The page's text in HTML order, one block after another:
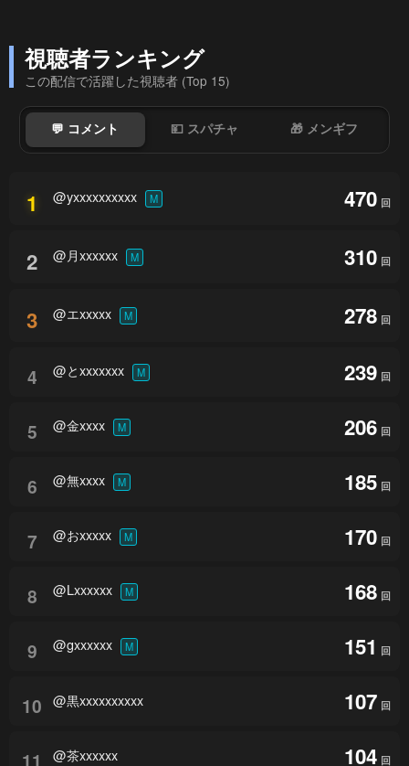
視聴者ランキング
この配信で活躍した視聴者 (Top 15)
💬 コメント 💴 スパチャ 🎁 メンギフ
1 @yxxxxxxxxxx M 470 回
2 @月xxxxxx M 310 回
3 @エxxxxx M 278 回
4 @とxxxxxxx M 239 回
5 @金xxxx M 206 回
6 @無xxxx M 185 回
7 @おxxxxx M 170 回
8 @Lxxxxxx M 168 回
9 @gxxxxxx M 151 回
10 @黒xxxxxxxxxx 107 回
11 @茶xxxxxx 104 回